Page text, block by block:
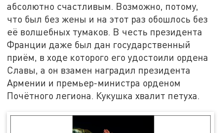
абсолютно счастливым. Возможно, потому,
что был без жены и на этот раз обошлось без
её волшебных тумаков. В честь президента
Франции даже был дан государственный
приём, в ходе которого его удостоили ордена
Славы, а он взамен наградил президента
Армении и премьер-министра орденом
Почётного легиона. Кукушка хвалит петуха.